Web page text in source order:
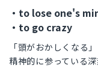
・to lose one's
・to go crazy
「頭がおかしくなる
精神的に参っている